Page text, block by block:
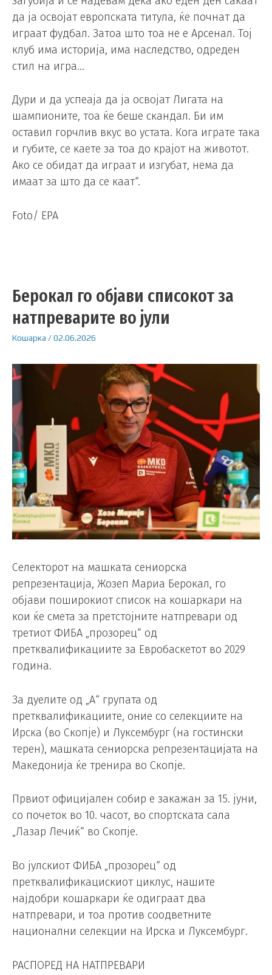
да ја освојат европската титула, ќе почнат да
играат фудбал. Затоа што тоа не е Арсенал. Тој
клуб има историја, има наследство, одреден
стил на игра…
Дури и да успеаја да ја освојат Лигата на
шампионите, тоа ќе беше скандал. Би им
оставил горчлив вкус во устата. Кога играте така
и губите, се каете за тоа до крајот на животот.
Ако се обидат да играат и изгубат, нема да
имаат за што да се каат“.
Foto/ EPA
Берокал го објави списокот за
натпреварите во јули
Кошарка /02.06.2026
Селекторот на машката сениорска
репрезентација, Жозеп Мариа Берокал, го
објави поширокиот список на кошаркари на
кои ќе смета за претстојните натпревари од
третиот ФИБА „прозорец“ од
претквалификациите за Евробаскетот во 2029
година.
За дуелите од „А“ групата од
претквалификациите, оние со селекциите на
Ирска (во Скопје) и Луксембург (на гостински
терен), машката сениорска репрезентацијата на
Македонија ќе тренира во Скопје.
Првиот официјален собир е закажан за 15. јуни,
со почеток во 10. часот, во спортската сала
„Лазар Лечиќ“ во Скопје.
Во јулскиот ФИБА „прозорец“ од
претквалификацискиот циклус, нашите
најдобри кошаркари ќе одиграат два
натпревари, и тоа против соодветните
национални селекции на Ирска и Луксембург.
РАСПОРЕД НА НАТПРЕВАРИ